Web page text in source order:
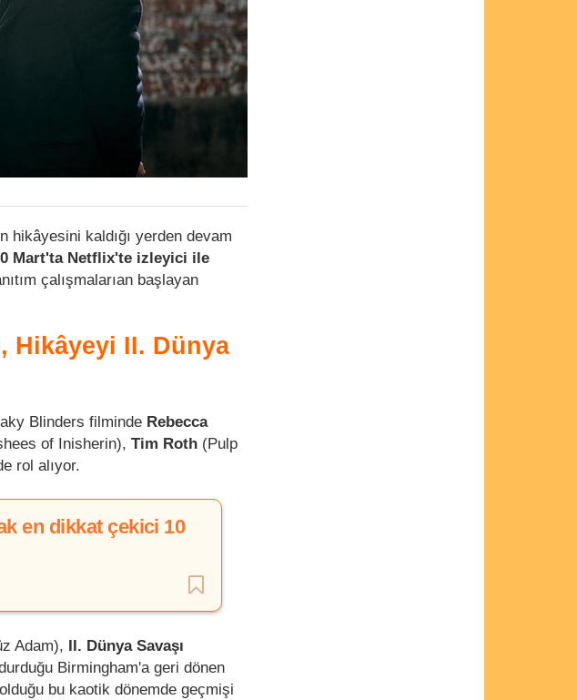
kaldığı yerden devam
Mart'ta Netflix'te izleyici ile
çalışmalarıan başlayan
Hikâyeyi II. Dünya
Blinders filminde Rebecca
of Inisherin), Tim Roth (Pulp
rol alıyor.
en dikkat çekici 10
Adam), II. Dünya Savaşı
Birmingham'a geri dönen
bu kaotik dönemde geçmişi